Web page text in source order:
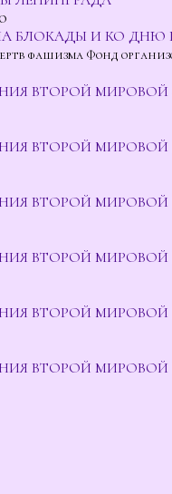
БЛОКАДЫ И КО
фашизма Фонд
ВТОРОЙ МИРОВОЙ
ВТОРОЙ МИРОВОЙ
ВТОРОЙ
ВТОРОЙ
ВТОРОЙ МИРОВОЙ
ВТОРОЙ МИРОВОЙ